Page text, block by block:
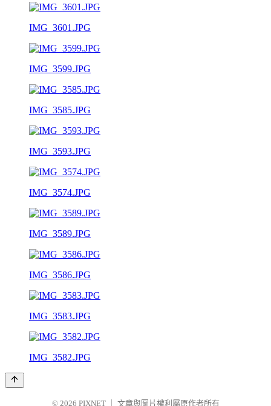
IMG_3601.JPG
IMG_3599.JPG
IMG_3585.JPG
IMG_3593.JPG
IMG_3574.JPG
IMG_3589.JPG
IMG_3586.JPG
IMG_3583.JPG
IMG_3582.JPG
© 2026 PIXNET 文章與圖片權利屬原作者所有